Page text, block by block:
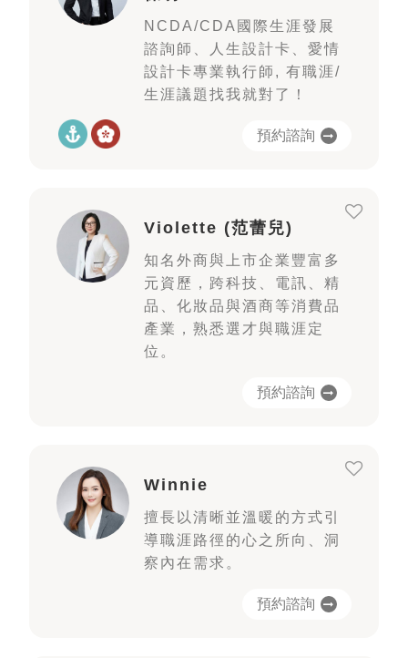
NCDA/CDA國際生涯發展
諮詢師、人生設計卡、愛情
設計卡專業執行師, 有職涯/
生涯議題找我就對了！
預約諮詢
Violette (范蕾兒)
知名外商與上市企業豐富多
元資歷，跨科技、電訊、精
品、化妝品與酒商等消費品
產業，熟悉選才與職涯定
位。
預約諮詢
Winnie
擅長以清晰並溫暖的方式引
導職涯路徑的心之所向、洞
察內在需求。
預約諮詢